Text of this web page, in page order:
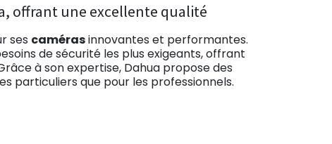
offrant une excellente qualité​
ses camérasinnovantes et performantes.
de sécurité les plus exigeants, offrant
à son expertise, Dahua propose des
particuliers que pour les professionnels.